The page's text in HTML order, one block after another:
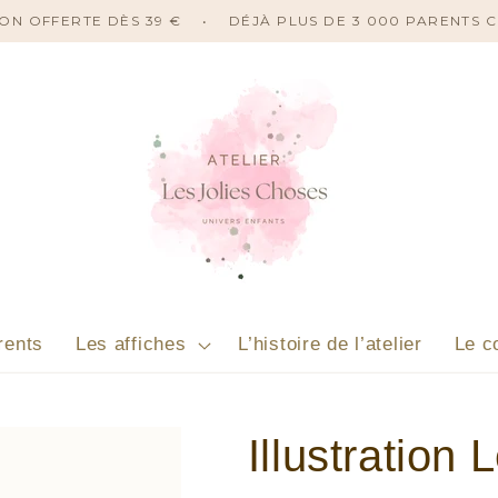
OFFERTE DÈS 39 € • DÉJÀ PLUS DE 3 000 PARENTS
Les affiches L’histoire de l’atelier Le
Illustration